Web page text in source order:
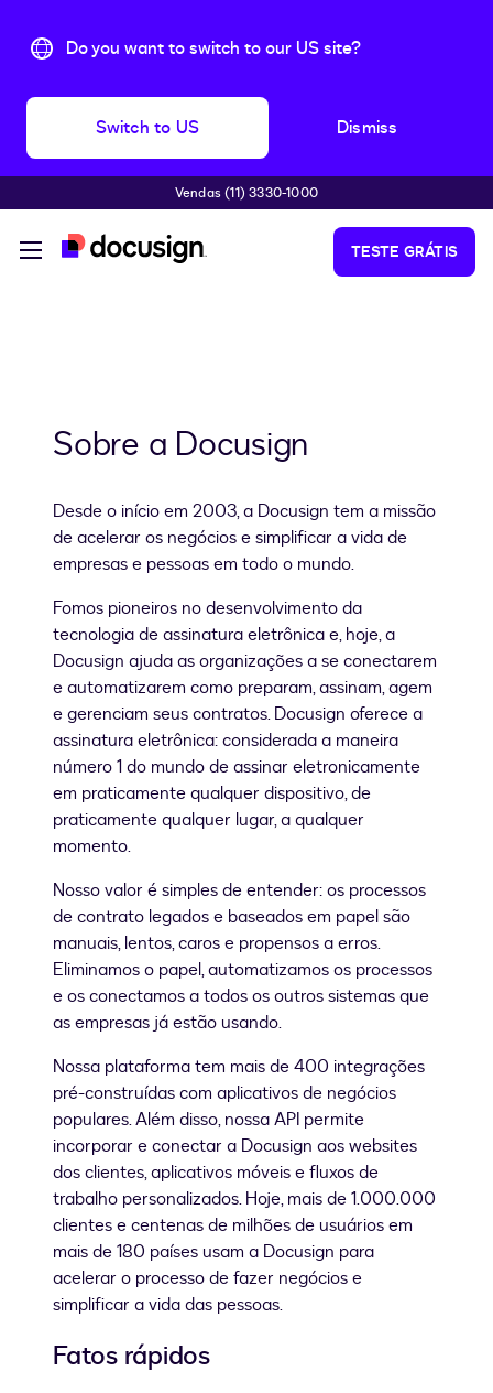
Do you want to switch to our US site?
Switch to US Dismiss
Pular para o conteúdo principal
Vendas (11) 3330-1000
TESTE GRÁTIS
Sobre a Docusign
Desde o início em 2003, a Docusign tem a missão
de acelerar os negócios e simplificar a vida de
empresas e pessoas em todo o mundo.
Fomos pioneiros no desenvolvimento da
tecnologia de assinatura eletrônica e, hoje, a
Docusign ajuda as organizações a se conectarem
e automatizarem como preparam, assinam, agem
e gerenciam seus contratos. Docusign oferece a
assinatura eletrônica: considerada a maneira
número 1 do mundo de assinar eletronicamente
em praticamente qualquer dispositivo, de
praticamente qualquer lugar, a qualquer
momento.
Nosso valor é simples de entender: os processos
de contrato legados e baseados em papel são
manuais, lentos, caros e propensos a erros.
Eliminamos o papel, automatizamos os processos
e os conectamos a todos os outros sistemas que
as empresas já estão usando.
Nossa plataforma tem mais de 400 integrações
pré-construídas com aplicativos de negócios
populares. Além disso, nossa API permite
incorporar e conectar a Docusign aos websites
dos clientes, aplicativos móveis e fluxos de
trabalho personalizados. Hoje, mais de 1.000.000
clientes e centenas de milhões de usuários em
mais de 180 países usam a Docusign para
acelerar o processo de fazer negócios e
simplificar a vida das pessoas.
Fatos rápidos